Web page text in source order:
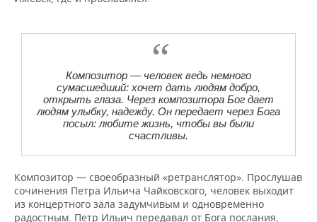
Композитор — человек ведь немного
сумасшедший: хочет дать людям добро,
открыть глаза. Через композитора Бог дает
людям улыбку, надежду. Он передает через Бога
посыл: любите жизнь, чтобы вы были
счастливы.
Композитор — своеобразный «ретранслятор». Прослушав
сочинения Петра Ильича Чайковского, человек выходит
из концертного зала задумчивым и одновременно
радостным. Петр Ильич передавал от Бога послания,